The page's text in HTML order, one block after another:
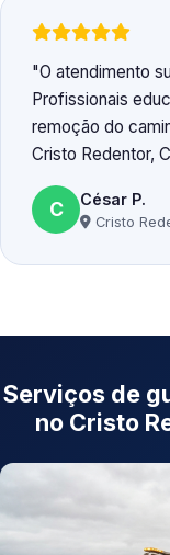
O atendimento
Profissionais
remoção do
Cristo Redentor,
C César P.
Cristo
Serviços de
no Cristo